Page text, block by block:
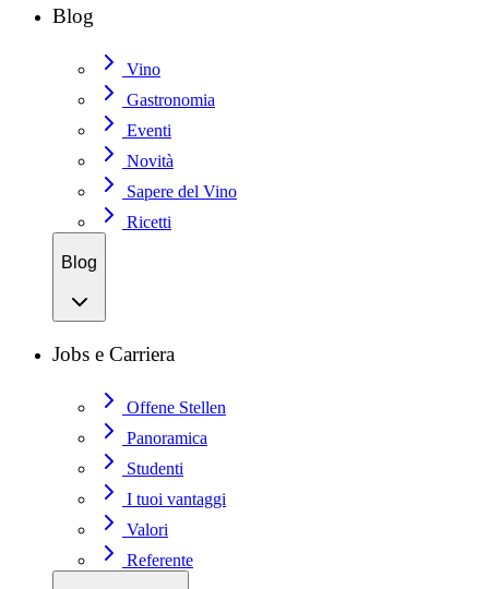
Blog
Vino
Gastronomia
Eventi
Novità
Sapere del Vino
Ricetti
Blog
Jobs e Carriera
Offene Stellen
Panoramica
Studenti
I tuoi vantaggi
Valori
Referente